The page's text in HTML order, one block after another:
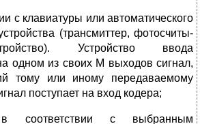
с клавиатуры или автоматического
(трансмиттер, фотосчиты-
Устройство вво­да
одном из своих М выходов сигнал,
тому или иному передаваемому
поступает на вход кодера;
в соответствии с вы­бранным